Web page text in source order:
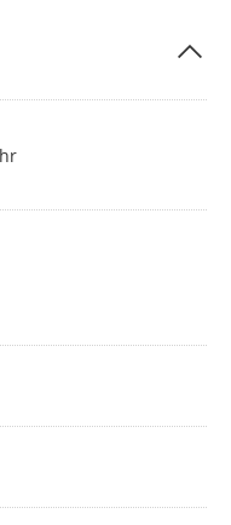
ihr eure Projekte
Geräte euch zur
erfahrt ihr auf